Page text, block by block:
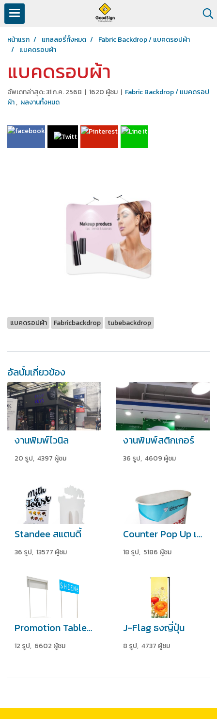
หน้าแรก แกลลอรี่ทั้งหมด
Fabric Backdrop / แบคดรอปผ้า
แบคดรอบผ้า
แบคดรอบผ้า
อัพเดทล่าสุด: 31 ก.ค. 2568 | 1620 ผู้ชม | Fabric Backdrop / แบคดรอป
ผ้า, ผลงานทั้งหมด
แบคดรอปผ้า Fabricbackdrop tubebackdrop
อัลบั้มเกี่ยวข้อง
งานพิมพ์ไวนิล
20 รูป, 4397 ผู้ชม
งานพิมพ์สติกเกอร์
36 รูป, 4609 ผู้ชม
Standee สแตนดี้
36 รูป, 13577 ผู้ชม
Counter Pop Up เคาท์เตอร์
18 รูป, 5186 ผู้ชม
Promotion Table บูธชงชิม
12 รูป, 6602 ผู้ชม
J-Flag ธงญี่ปุ่น
8 รูป, 4737 ผู้ชม